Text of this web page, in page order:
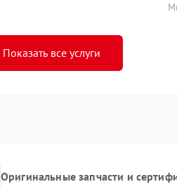
Показать все услуги
Оригинальные запчасти и